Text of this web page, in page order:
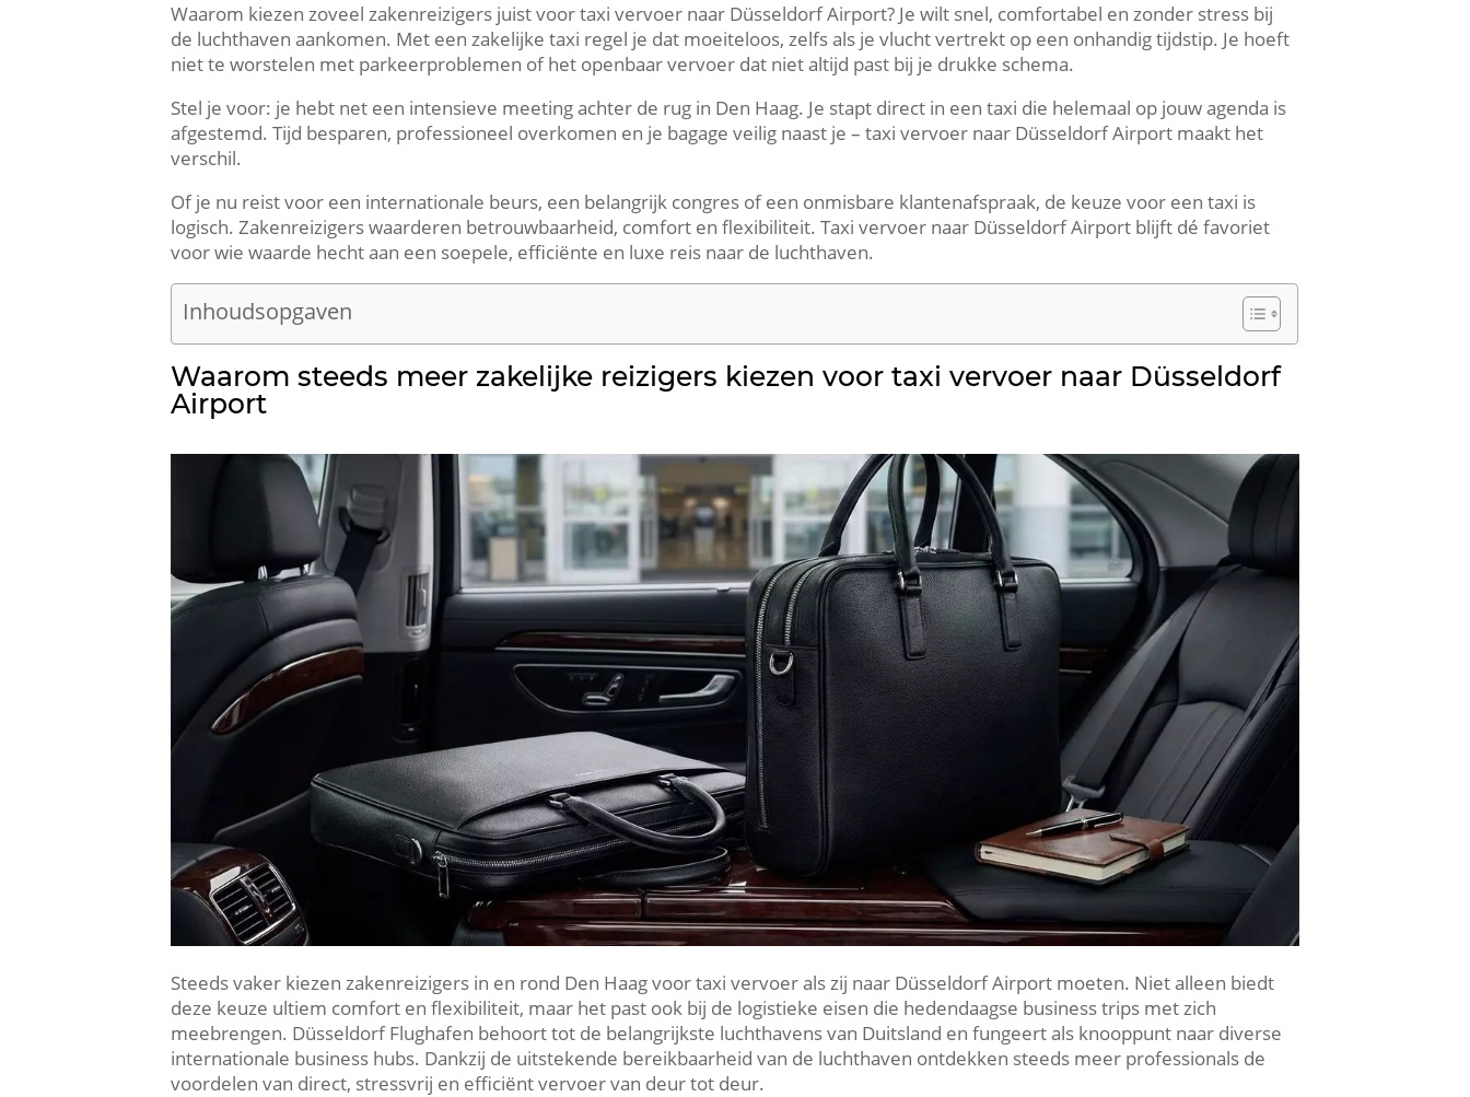
Waarom kiezen zoveel zakenreizigers juist voor taxi vervoer naar Düsseldorf Airport? Je wilt snel, comfortabel en zonder stress bij
de luchthaven aankomen. Met een zakelijke taxi regel je dat moeiteloos, zelfs als je vlucht vertrekt op een onhandig tijdstip. Je hoeft
niet te worstelen met parkeerproblemen of het openbaar vervoer dat niet altijd past bij je drukke schema.
Stel je voor: je hebt net een intensieve meeting achter de rug in Den Haag. Je stapt direct in een taxi die helemaal op jouw agenda is
afgestemd. Tijd besparen, professioneel overkomen en je bagage veilig naast je – taxi vervoer naar Düsseldorf Airport maakt het
verschil.
Of je nu reist voor een internationale beurs, een belangrijk congres of een onmisbare klantenafspraak, de keuze voor een taxi is
logisch. Zakenreizigers waarderen betrouwbaarheid, comfort en flexibiliteit. Taxi vervoer naar Düsseldorf Airport blijft dé favoriet
voor wie waarde hecht aan een soepele, efficiënte en luxe reis naar de luchthaven.
Inhoudsopgaven
Waarom steeds meer zakelijke reizigers kiezen voor taxi vervoer naar Düsseldorf
Airport
Steeds vaker kiezen zakenreizigers in en rond Den Haag voor taxi vervoer als zij naar Düsseldorf Airport moeten. Niet alleen biedt
deze keuze ultiem comfort en flexibiliteit, maar het past ook bij de logistieke eisen die hedendaagse business trips met zich
meebrengen. Düsseldorf Flughafen behoort tot de belangrijkste luchthavens van Duitsland en fungeert als knooppunt naar diverse
internationale business hubs. Dankzij de uitstekende bereikbaarheid van de luchthaven ontdekken steeds meer professionals de
voordelen van direct, stressvrij en efficiënt vervoer van deur tot deur.